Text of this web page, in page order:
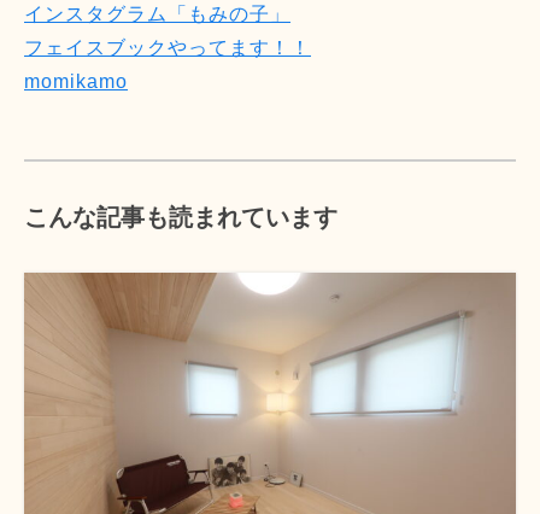
インスタグラム「もみの子」
フェイスブックやってます！！
momikamo
こんな記事も読まれています